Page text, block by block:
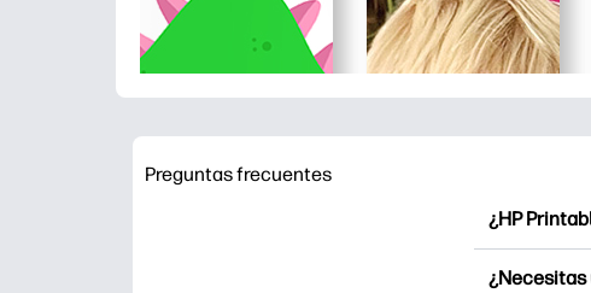
Preguntas frecuentes
¿HP
¿Necesitas